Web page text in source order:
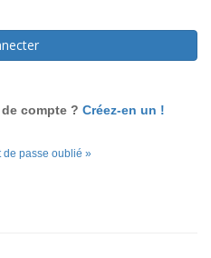
compte ? Créez-en un !
de passe oublié »